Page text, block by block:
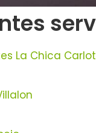
La Chica